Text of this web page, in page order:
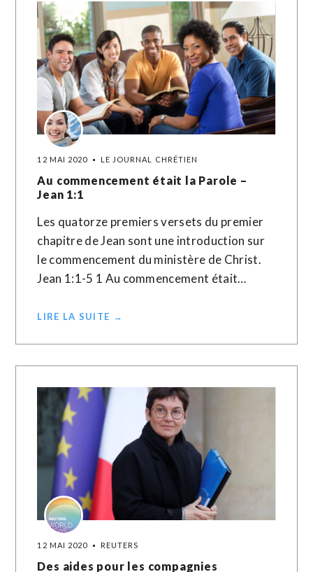
12 MAI 2020 LE JOURNAL CHRÉTIEN
Au commencement était la Parole –
Jean 1:1
Les quatorze premiers versets du premier
chapitre de Jean sont une introduction sur
le commencement du ministère de Christ.
Jean 1:1-5 1 Au commencement était…
LIRE LA SUITE →
12 MAI 2020 REUTERS
Des aides pour les compagnies